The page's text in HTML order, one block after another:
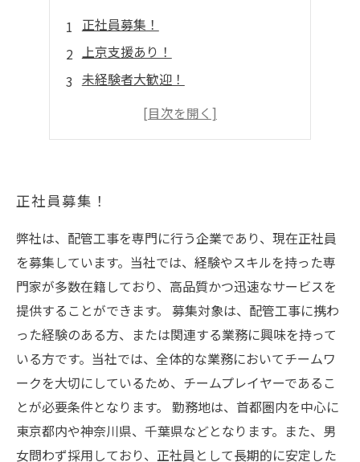
正社員募集！
上京支援あり！
未経験者大歓迎！
勤務地：船橋市
正社員募集！
弊社は、配管工事を専門に行う企業であり、現在正社員
を募集しています。当社では、経験やスキルを持った専
門家が多数在籍しており、高品質かつ迅速なサービスを
提供することができます。 募集対象は、配管工事に携わ
った経験のある方、または関連する業務に興味を持って
いる方です。当社では、全体的な業務においてチームワ
ークを大切にしているため、チームプレイヤーであるこ
とが必要条件となります。 勤務地は、首都圏内を中心に
東京都内や神奈川県、千葉県などとなります。また、男
女問わず採用しており、正社員として長期的に安定した